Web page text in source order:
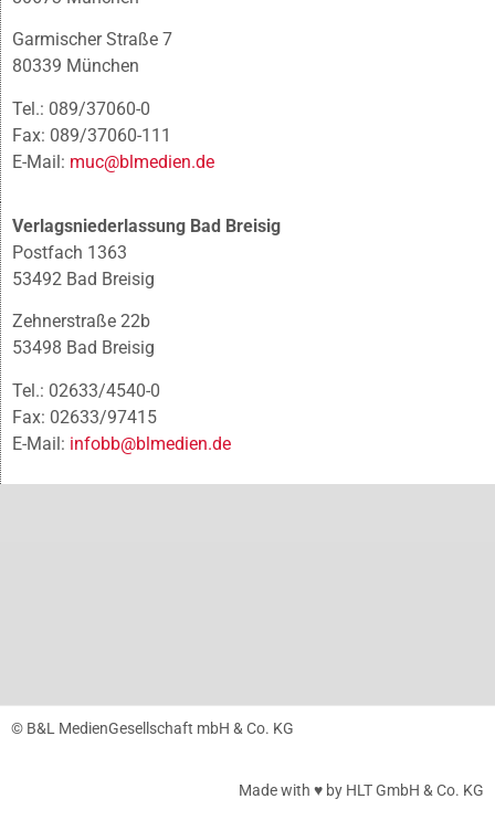
Garmischer Straße 7
80339 München
Tel.: 089/37060-0
Fax: 089/37060-111
E-Mail: muc@blmedien.de
Verlagsniederlassung Bad Breisig
Postfach 1363
53492 Bad Breisig
Zehnerstraße 22b
53498 Bad Breisig
Tel.: 02633/4540-0
Fax: 02633/97415
E-Mail: infobb@blmedien.de
© B&L MedienGesellschaft mbH & Co. KG
Made with ♥ by HLT GmbH & Co. KG